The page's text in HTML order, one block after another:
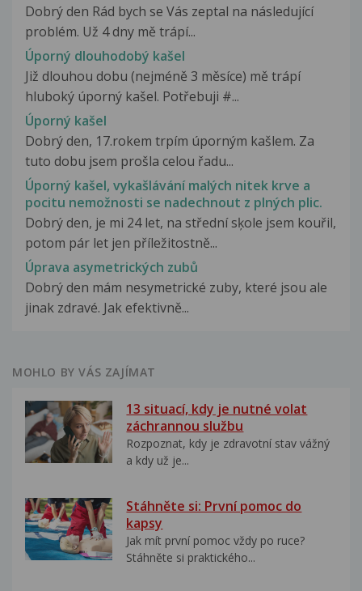
Dobrý den Rád bych se Vás zeptal na následující
problém. Už 4 dny mě trápí...
Úporný dlouhodobý kašel
Již dlouhou dobu (nejméně 3 měsíce) mě trápí
hluboký úporný kašel. Potřebuji #...
Úporný kašel
Dobrý den, 17.rokem trpím úporným kašlem. Za
tuto dobu jsem prošla celou řadu...
Úporný kašel, vykašlávání malých nitek krve a
pocitu nemožnosti se nadechnout z plných plic.
Dobrý den, je mi 24 let, na střední sķole jsem kouřil,
potom pár let jen příležitostně...
Úprava asymetrických zubů
Dobrý den mám nesymetrické zuby, které jsou ale
jinak zdravé. Jak efektivně...
MOHLO BY VÁS ZAJÍMAT
13 situací, kdy je nutné volat
záchrannou službu
Rozpoznat, kdy je zdravotní stav vážný
a kdy už je...
Stáhněte si: První pomoc do
kapsy
Jak mít první pomoc vždy po ruce?
Stáhněte si praktického...